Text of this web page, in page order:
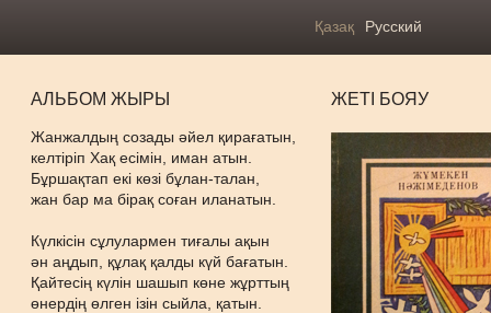
Қазақ Русский
АЛЬБОМ ЖЫРЫ
Жанжалдың созады әйел қирағатын,
келтіріп Хақ есімін, иман атын.
Бұршақтап екі көзі бұлан-талан,
жан бар ма бірақ соған иланатын.
Күлкісін сұлулармен тиғалы ақын
ән аңдып, құлақ қалды күй бағатын.
Қайтесің күлін шашып көне жұрттың
өнердің өлген ізін сыйла, қатын.
ЖЕТІ БОЯУ